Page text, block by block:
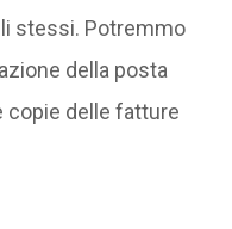
stessi. Potremmo
della posta
copie delle fatture